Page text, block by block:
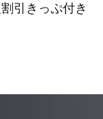
引きっぷ付き